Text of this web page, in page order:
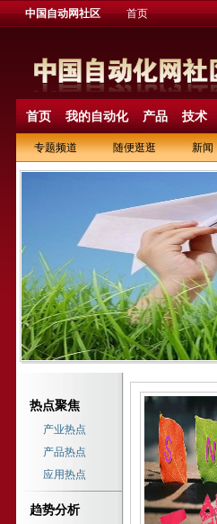
中国自动网社区 首页
首页 我的自动化 产品 技术
专题频道 随便逛逛 新闻
热点聚焦
产业热点
产品热点
应用热点
趋势分析